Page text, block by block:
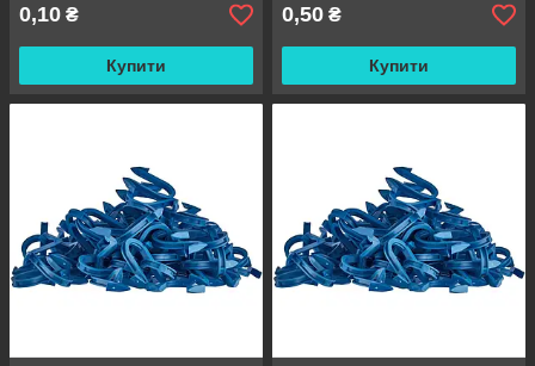
0,10 ₴
Купити
0,50 ₴
Купити